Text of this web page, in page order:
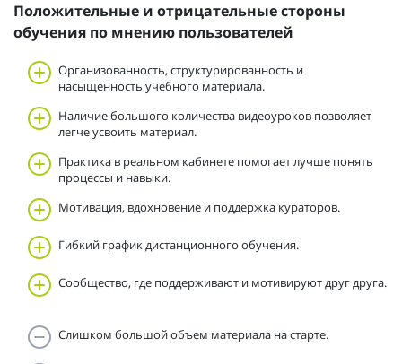
общаемся.
Заходите, учитесь, развивайтесь, находите новых друзей. И
Школа СУПЕР!!!
Положительные и отрицательные стороны
обучения по мнению пользователей
Организованность, структурированность и
насыщенность учебного материала.
Наличие большого количества видеоуроков позволяет
легче усвоить материал.
Практика в реальном кабинете помогает лучше понять
процессы и навыки.
Мотивация, вдохновение и поддержка кураторов.
Гибкий график дистанционного обучения.
Сообщество, где поддерживают и мотивируют друг друга.
Слишком большой объем материала на старте.